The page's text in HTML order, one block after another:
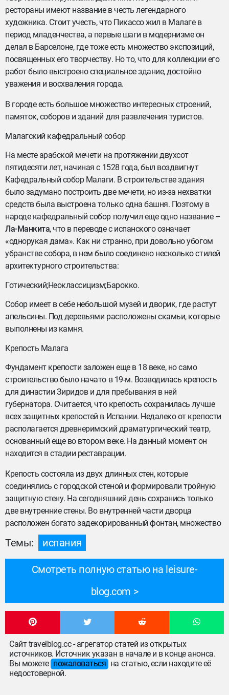
рестораны имеют название в честь легендарного
художника. Стоит учесть, что Пикассо жил в Малаге в
период младенчества, а первые шаги в модернизме он
делал в Барселоне, где тоже есть множество экспозиций,
посвященных его творчеству. Но то, что для коллекции его
работ было выстроено специальное здание, достойно
уважения и восхваления города.
В городе есть большое множество интересных строений,
памяток, соборов и зданий для развлечения туристов.
Малагский кафедральный собор
На месте арабской мечети на протяжении двухсот
пятидесяти лет, начиная с 1528 года, был воздвигнут
Кафедральный собор Малаги. В строительстве здания
было задумано построить две мечети, но из-за нехватки
средств была выстроена только одна башня. Поэтому в
народе кафедральный собор получил еще одно название –
Ла-Манкита, что в переводе с испанского означает
«однорукая дама». Как ни странно, при довольно убогом
убранстве собора, в нем было соединено несколько стилей
архитектурного строительства:
Готический;Неоклассицизм;Барокко.
Собор имеет в себе небольшой музей и дворик, где растут
апельсины. Под деревьями расположены скамьи, которые
выполнены из камня.
Крепость Малага
Фундамент крепости заложен еще в 18 веке, но само
строительство было начато в 19-м. Возводилась крепость
для династии Зиридов и для пребывания в ней
губернатора. Считается, что крепость сохранилась лучше
всех защитных крепостей в Испании. Недалеко от крепости
располагается древнеримский драматургический театр,
основанный еще во втором веке. На данный момент он
находится в стадии реставрации.
Крепость состояла из двух длинных стен, которые
соединялись с городской стеной и формировали тройную
защитную стену. На сегодняшний день сохранись только
две внутренние стены. Во внутренней части дворца
расположен богато задекорированный фонтан, множество
Темы: испания
Смотреть полную статью на leisure-
blog.com
Сайт travelblog.cc - агрегатор статей из открытых
источников. Источник указан в начале и в конце анонса.
Вы можете пожаловаться на статью, если находите её
недостоверной.